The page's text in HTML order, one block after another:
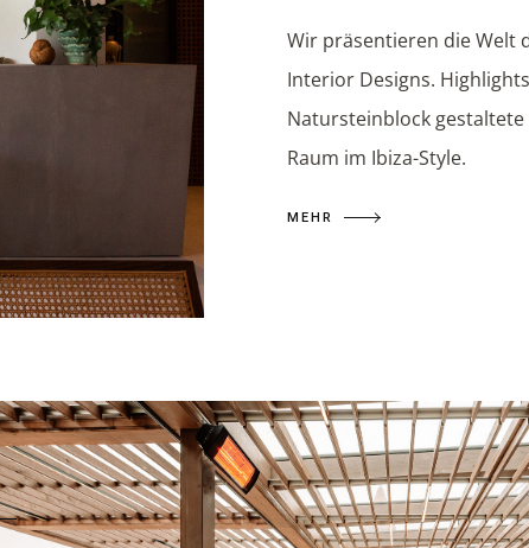
Wir präsentieren die Welt
Interior Designs.
Natursteinblock
Raum im Ibiza-Style.
MEHR